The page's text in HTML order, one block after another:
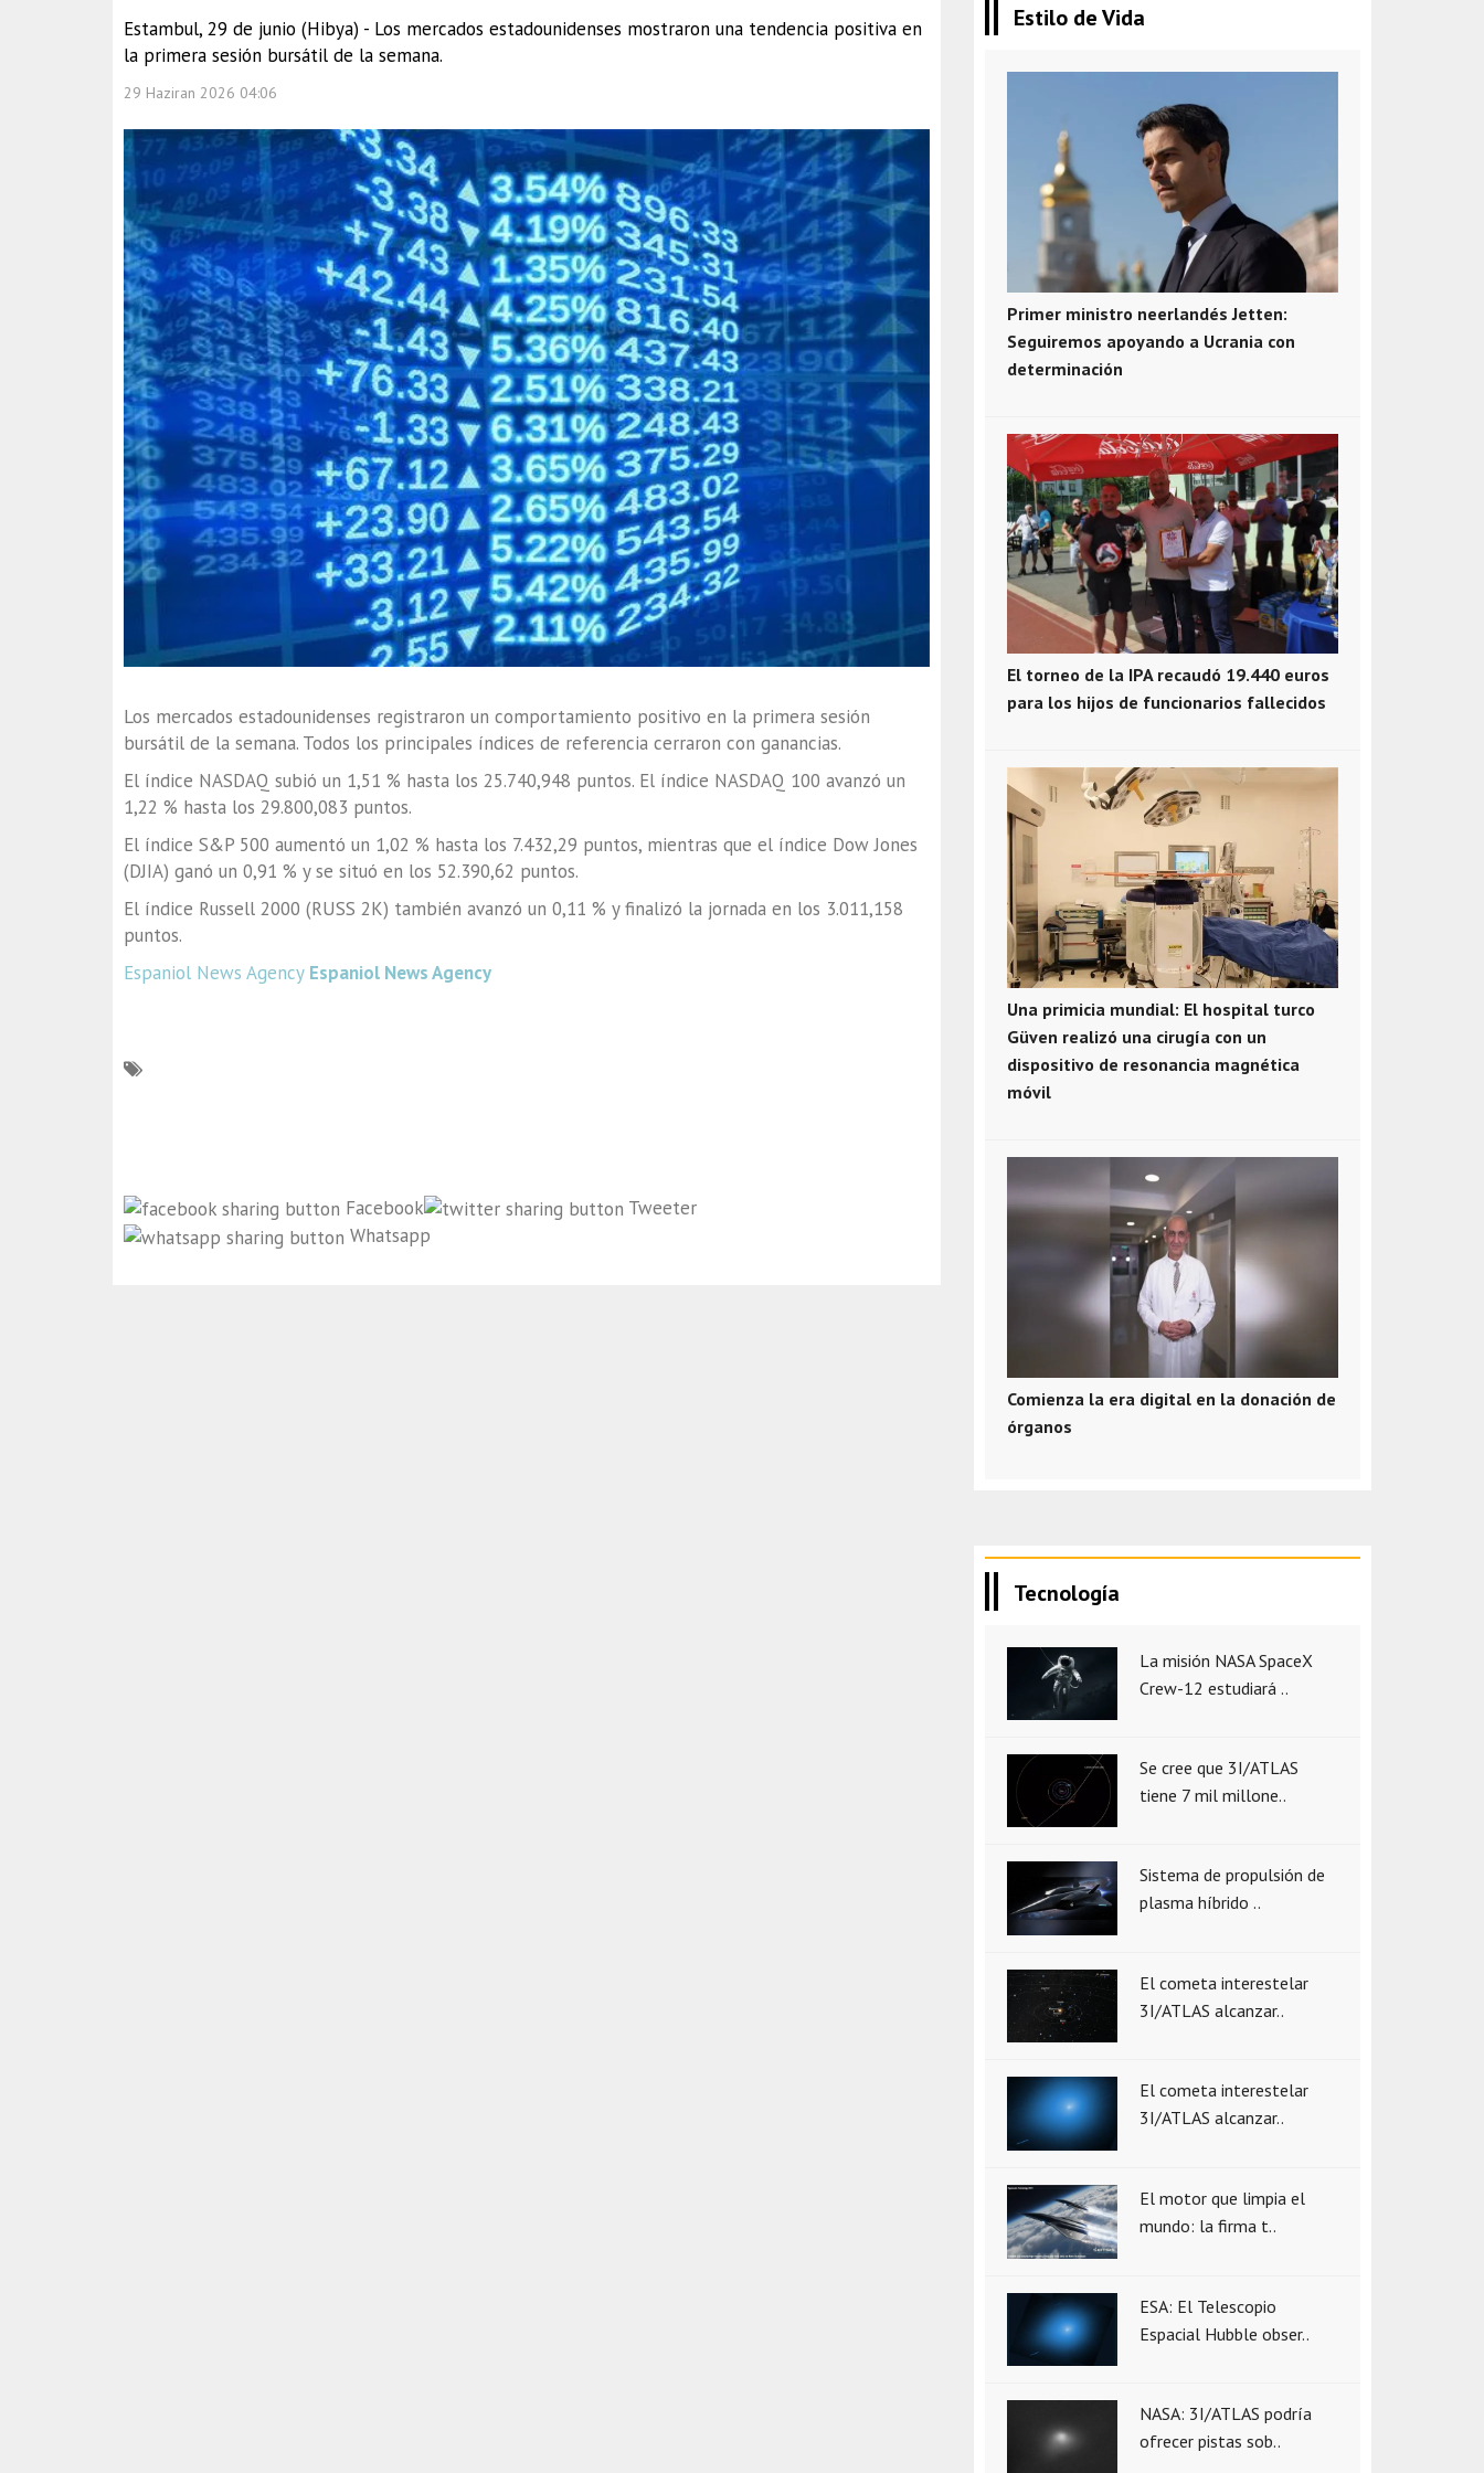
Estambul, 29 de junio (Hibya) - Los mercados estadounidenses mostraron una tendencia positiva en
la primera sesión bursátil de la semana.
29 Haziran 2026 04:06
Los mercados estadounidenses registraron un comportamiento positivo en la primera sesión
bursátil de la semana. Todos los principales índices de referencia cerraron con ganancias.
El índice NASDAQ subió un 1,51 % hasta los 25.740,948 puntos. El índice NASDAQ 100 avanzó un
1,22 % hasta los 29.800,083 puntos.
El índice S&P 500 aumentó un 1,02 % hasta los 7.432,29 puntos, mientras que el índice Dow Jones
(DJIA) ganó un 0,91 % y se situó en los 52.390,62 puntos.
El índice Russell 2000 (RUSS 2K) también avanzó un 0,11 % y finalizó la jornada en los 3.011,158
puntos.
Espaniol News Agency Espaniol News Agency
Facebook
Tweeter
Whatsapp
Estilo de Vida
Primer ministro neerlandés Jetten:
Seguiremos apoyando a Ucrania con
determinación
El torneo de la IPA recaudó 19.440 euros
para los hijos de funcionarios fallecidos
Una primicia mundial: El hospital turco
Güven realizó una cirugía con un
dispositivo de resonancia magnética
móvil
Comienza la era digital en la donación de
órganos
Tecnología
La misión NASA SpaceX
Crew-12 estudiará ..
Se cree que 3I/ATLAS
tiene 7 mil millone..
Sistema de propulsión de
plasma híbrido ..
El cometa interestelar
3I/ATLAS alcanzar..
El cometa interestelar
3I/ATLAS alcanzar..
El motor que limpia el
mundo: la firma t..
ESA: El Telescopio
Espacial Hubble obser..
NASA: 3I/ATLAS podría
ofrecer pistas sob..